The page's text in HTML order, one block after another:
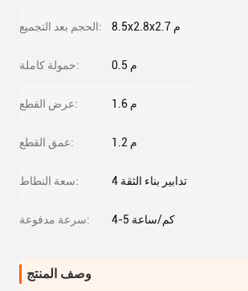
الحجم بعد التجميع: 8.5x2.8x2.7 م
حمولة كاملة: 0.5 م
عرض القطع: 1.6 م
عمق القطع: 1.2 م
سعة النطاط: 4 تدابير بناء الثقة
سرعة مدفوعة: 4-5 كم/ساعة
وصف المنتج